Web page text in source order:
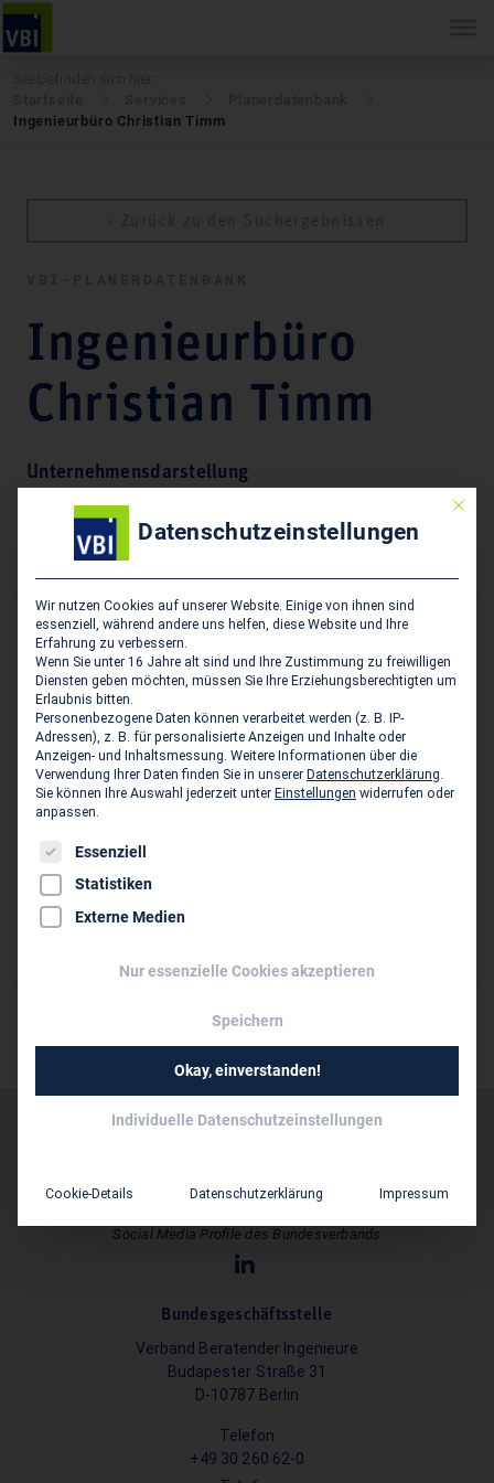
Ingenieurbüro Christian Timm
Ingenieurbüro
Christian Timm
Unternehmensdarstellung
SiGeKo, Bauleitung
Hauptsitz des Unternehmens
Ingenieurbüro Christian Timm
Sthamerstr. 60a
D-22397 Hamburg
040 229 44 190
040 229 27 112
www.sv-timm.de
Persönliche Vertreter im VBI:
Social Media Profile des Bundesverbands
Bundesgeschäftsstelle
Verband Beratender Ingenieure
Budapester Straße 31
D-10787 Berlin
Telefon
+49 30 260 62-0
Mit
Datenschutzeinstellungen
Wir nutzen Cookies auf unserer Website. Einige von ihnen sind
essenziell, während andere uns helfen, diese Website und Ihre
Erfahrung zu verbessern.
Wenn Sie unter 16 Jahre alt sind und Ihre Zustimmung zu freiwilligen
Diensten geben möchten, müssen Sie Ihre Erziehungsberechtigten um
Erlaubnis bitten.
Personenbezogene Daten können verarbeitet werden (z. B. IP-
Adressen), z. B. für personalisierte Anzeigen und Inhalte oder
Anzeigen- und Inhaltsmessung. Weitere Informationen über die
Verwendung Ihrer Daten finden Sie in unserer Datenschutzerklärung
Sie können Ihre Auswahl jederzeit unter Einstellungen widerrufen oder
anpassen.
Es folgt eine Liste der Service-Gruppen, für die eine
Essenziell
Statistiken
Externe Medien
Nur essenzielle Cookies akzeptieren
Speichern
Okay, einverstanden!
Individuelle Datenschutzeinstellungen
Cookie-Details Datenschutzerklärung Impressum